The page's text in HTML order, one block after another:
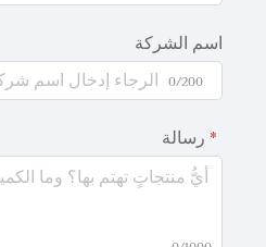
اسم الشركة
0/200
رسالة